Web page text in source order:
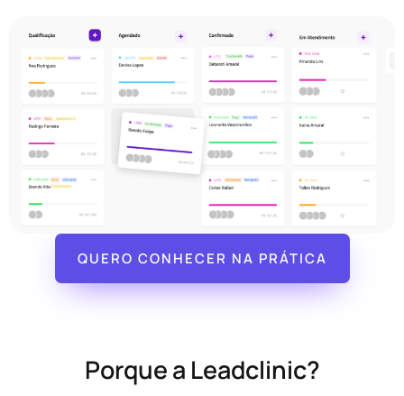
QUERO CONHECER NA PRÁTICA
Porque a Leadclinic?